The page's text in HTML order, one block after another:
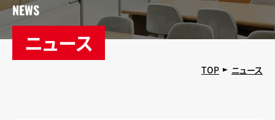
NEWS
ニュース
TOP ニュース